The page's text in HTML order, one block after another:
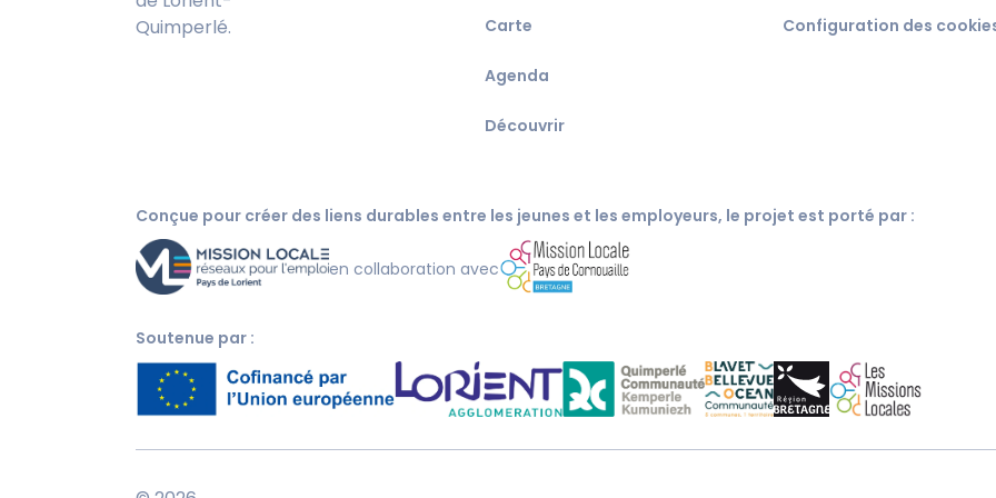
Quimperlé.
Carte
Agenda
Découvrir
Configuration des
Conçue pour créer des liens durables entre les jeunes et les employeurs, le projet est porté par :
en collaboration avec
Soutenue par :